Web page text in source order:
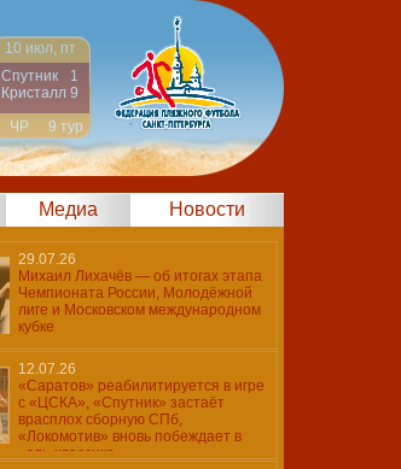
10 июл, пт
Спутник
1
Кристалл 9
ЧР
9 тур
Медиа Новости
29.07.26
Михаил Лихачёв — об итогах этапа
Чемпионата России, Молодёжной
лиге и Московском международном
кубке
12.07.26
«Саратов» реабилитируется в игре
с «ЦСКА», «Спутник» застаёт
врасплох сборную СПб,
«Локомотив» вновь побеждает в
«эль-классико»